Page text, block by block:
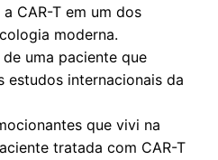
CAR-T em um dos
moderna.
uma paciente que
internacionais da
que vivi na
tratada com CAR-T